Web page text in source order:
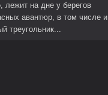
лежит на дне у берегов
авантюр, в том числе и
треугольник...